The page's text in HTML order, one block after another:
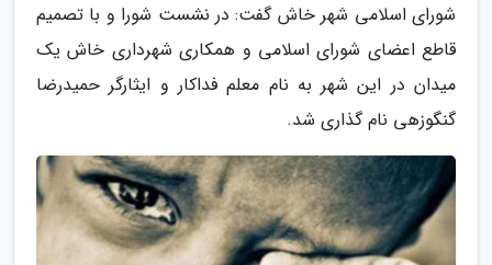
شورای اسلامی شهر خاش گفت: در نشست شورا و با تصمیم
قاطع اعضای شورای اسلامی و همکاری شهرداری خاش یک
میدان در این شهر به نام معلم فداکار و ایثارگر حمیدرضا
گنگوزهی نام گذاری شد.